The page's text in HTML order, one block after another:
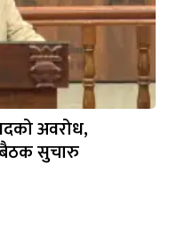
अवरोध,
बैठक सुचारु